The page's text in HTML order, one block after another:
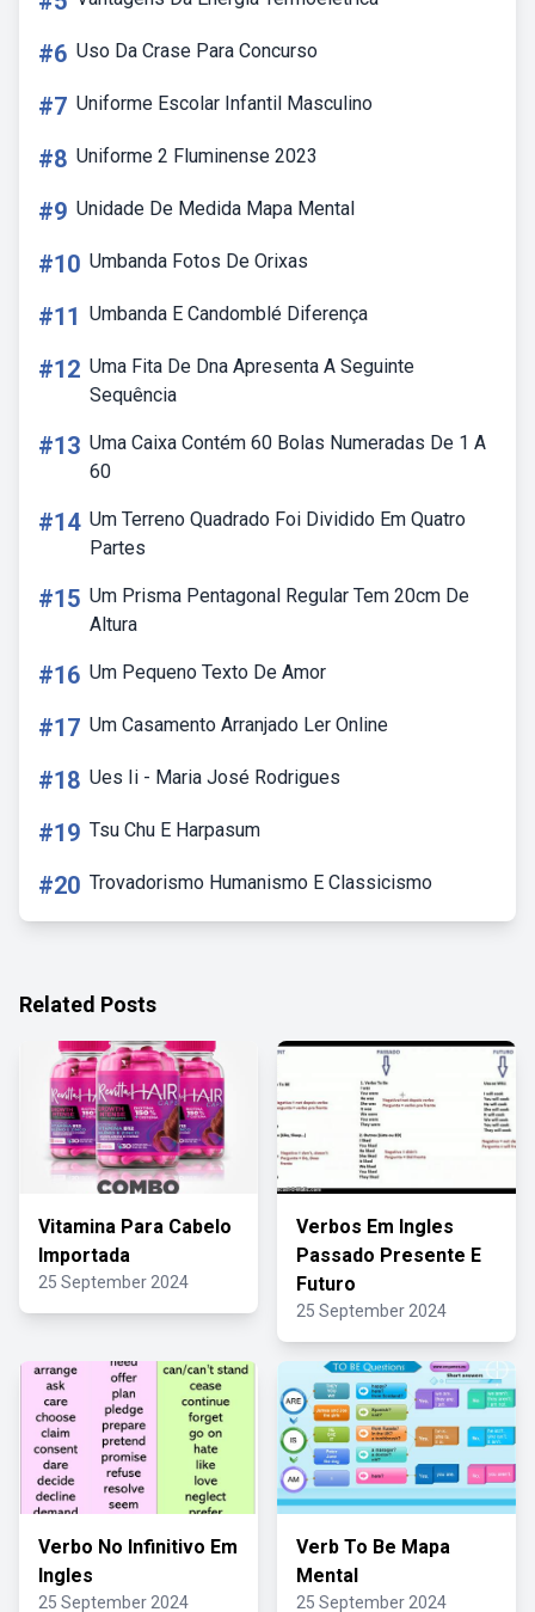
#6 Uso Da Crase Para Concurso
#7 Uniforme Escolar Infantil Masculino
#8 Uniforme 2 Fluminense 2023
#9 Unidade De Medida Mapa Mental
#10 Umbanda Fotos De Orixas
#11 Umbanda E Candomblé Diferença
#12 Uma Fita De Dna Apresenta A Seguinte
Sequência
#13 Uma Caixa Contém 60 Bolas Numeradas De 1 A
60
#14 Um Terreno Quadrado Foi Dividido Em Quatro
Partes
#15 Um Prisma Pentagonal Regular Tem 20cm De
Altura
#16 Um Pequeno Texto De Amor
#17 Um Casamento Arranjado Ler Online
#18 Ues Ii - Maria José Rodrigues
#19 Tsu Chu E Harpasum
#20 Trovadorismo Humanismo E Classicismo
Related Posts
Vitamina Para Cabelo
Importada
25 September 2024
Verbos Em Ingles
Passado Presente E
Futuro
25 September 2024
Verbo No Infinitivo Em
Ingles
25 September 2024
Verb To Be Mapa
Mental
25 September 2024